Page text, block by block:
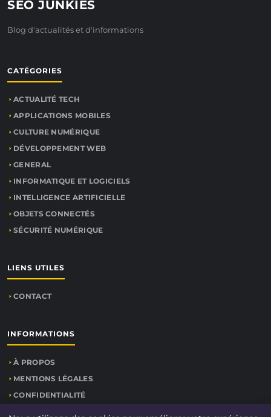
SEO JUNKIES
Blog d'actualités et d'informations
CATÉGORIES
ACTUALITÉ TECH
APPLICATIONS MOBILES
CULTURE NUMÉRIQUE
DÉVELOPPEMENT WEB
GENERAL
INFORMATIQUE ET LOGICIELS
INTELLIGENCE ARTIFICIELLE
OBJETS CONNECTÉS
SÉCURITÉ NUMÉRIQUE
LIENS UTILES
CONTACT
INFORMATIONS
À PROPOS
MENTIONS LÉGALES
CONFIDENTIALITÉ